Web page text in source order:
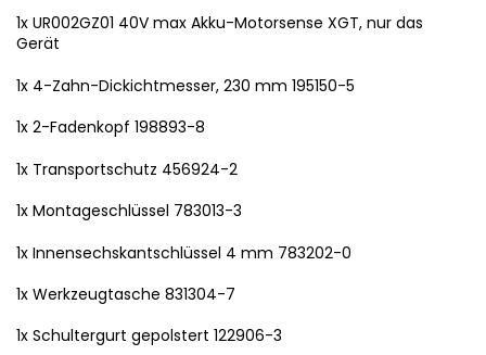
1x UR002GZ01 40V max Akku-Motorsense XGT, nur das
Gerät
1x 4-Zahn-Dickichtmesser, 230 mm 195150-5
1x 2-Fadenkopf 198893-8
1x Transportschutz 456924-2
1x Montageschlüssel 783013-3
1x Innensechskantschlüssel 4 mm 783202-0
1x Werkzeugtasche 831304-7
1x Schultergurt gepolstert 122906-3